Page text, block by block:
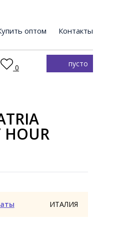
оптом Контакты
0 пусто
ИТАЛИЯ